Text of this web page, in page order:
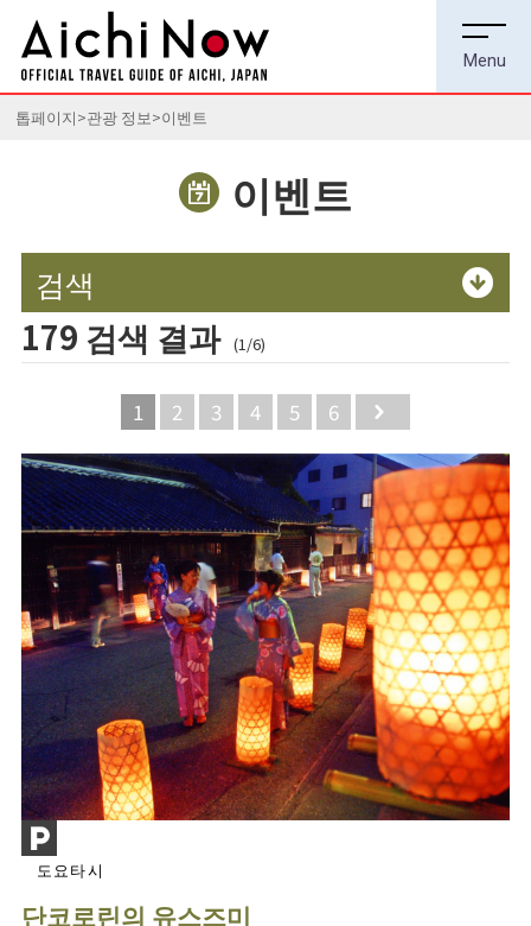
톱페이지 관광 정보 이벤트
이벤트
검색
179 검색 결과 (1/6)
1 2 3 4 5 6
도요타시
단코로린의 유스즈미